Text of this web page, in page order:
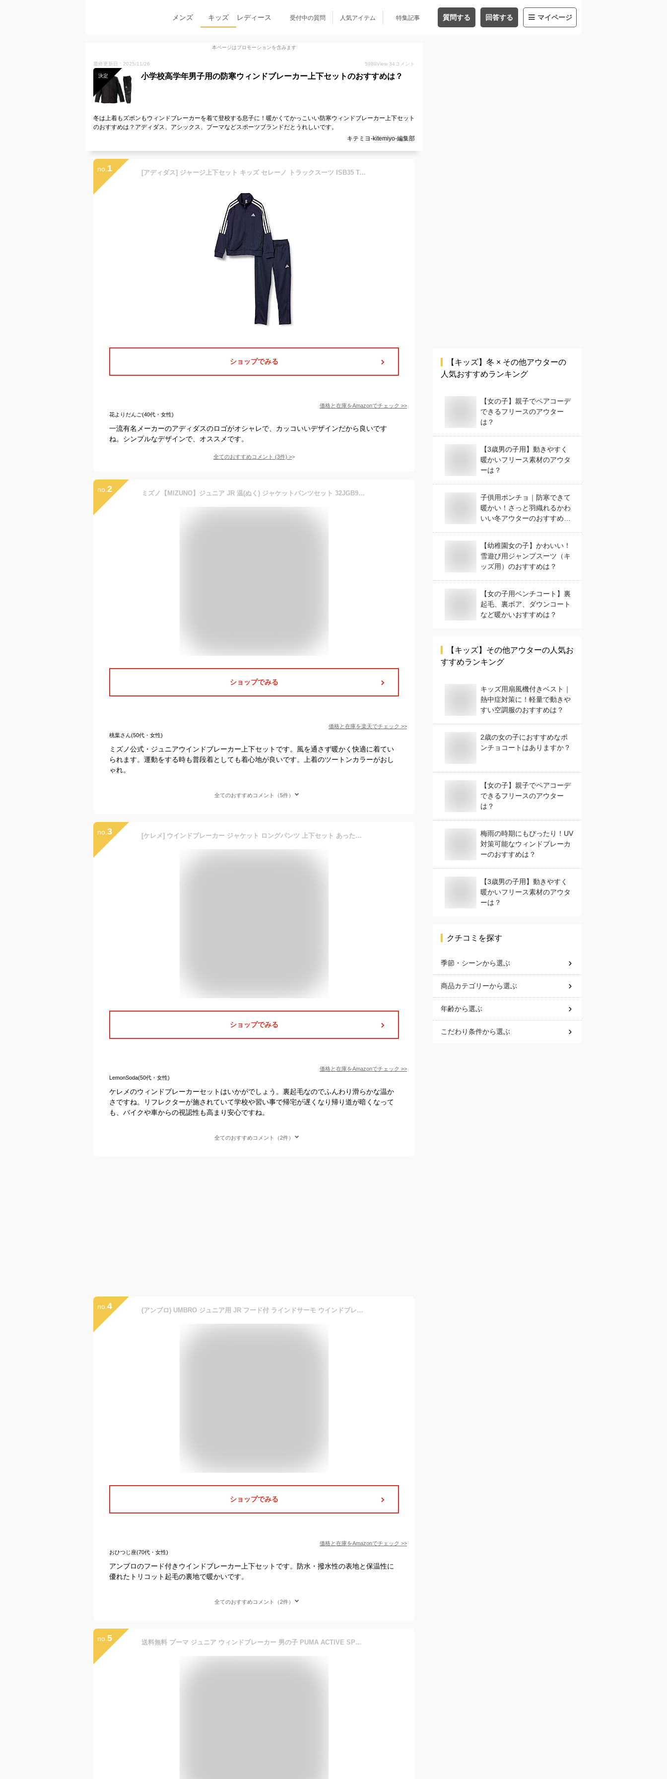
メンズ キッズ レディース 受付中の質問 人気アイテム 特集記事 質問する 回答する マイページ
本ページはプロモーションを含みます
最終更新日：2025/11/26 5989View 34 コメント
決定 小学校高学年男子用の防寒ウィンドブレーカー上下セットのおすすめは？
冬は上着もズボンもウィンドブレーカーを着て登校する息子に！暖かくてかっこいい防寒ウィンドブレーカー上下セット
のおすすめは？アディダス、アシックス、プーマなどスポーツブランドだとうれしいです。
キテミヨ-kitemiyo-編集部
no. 1 [アディダス] ジャージ上下セット キッズ セレーノ トラックスーツ ISB35 Top:レジェンドインク/ホワイト Bottom:レジェンドインク/ホワイト(GS8906) 150
ショップでみる
価格と在庫をAmazonでチェック >>
花よりだんご(40代・女性)
一流有名メーカーのアディダスのロゴがオシャレで、カッコいいデザインだから良いです
ね。シンプルなデザインで、オススメです。
全てのおすすめコメント (3件) >
no. 2 ミズノ【MIZUNO】ジュニア JR 温(ぬく) ジャケットパンツセット 32JGB932 ウォーマー 上下セット 2024秋冬 (子供用/男の子/女の子/小学生/ウォーマー上下/ブレーカー上下/ウィンドブレーカー/トレーニングウェア/スポーツウェア/ブレスサーモ/運動会)
ショップでみる
価格と在庫を楽天でチェック >>
桃葉さん(50代・女性)
ミズノ公式・ジュニアウインドブレーカー上下セットです。風を通さず暖かく快適に着てい
られます。運動をする時も普段着としても着心地が良いです。上着のツートンカラーがおし
ゃれ。
全てのおすすめコメント（5件）
no. 3 [ケレメ] ウインドブレーカー ジャケット ロングパンツ 上下セット あったか 裏起毛 KZ19F884 キッズ ブラック/レッド 日本 150 (日本サイズ150 相当)
ショップでみる
価格と在庫をAmazonでチェック >>
LemonSoda(50代・女性)
ケレメのウィンドブレーカーセットはいかがでしょう。裏起毛なのでふんわり滑らかな温か
さですね。リフレクターが施されていて学校や習い事で帰宅が遅くなり帰り道が暗くなって
も、バイクや車からの視認性も高まり安心ですね。
全てのおすすめコメント（2件）
no. 4 (アンブロ) UMBRO ジュニア用 JR フード付 ラインドサーモ ウインドブレーカー上下セット 裏地:トリコット起毛 UMJQJF30/UMJQJG30 (NVYxNVY ネイビー, 160)
ショップでみる
価格と在庫をAmazonでチェック >>
おひつじ座(70代・女性)
アンブロのフード付きウインドブレーカー上下セットです。防水・撥水性の表地と保温性に
優れたトリコット起毛の裏地で暖かいです。
全てのおすすめコメント（2件）
no. 5 送料無料 プーマ ジュニア ウィンドブレーカー 男の子 PUMA ACTIVE SPORTS ウーブン トリコット ジャケット ロングパンツ セットアップ 裏トリコット起毛 130-160cm 子供服 トレーニング スポーツウェア こども 男児 上下組 ブランド アパレル/677717-677718【pu22pd】
【キッズ】 冬 × その他アウターの
人気おすすめランキング
【女の子】親子でペアコーデ
できるフリースのアウター
は？
【3歳男の子用】動きやすく
暖かいフリース素材のアウタ
ーは？
子供用ポンチョ｜防寒できて
暖かい！さっと羽織れるかわ
いい冬アウターのおすすめ
【幼稚園女の子】かわいい！
雪遊び用ジャンプスーツ（キ
ッズ用）のおすすめは？
【女の子用ベンチコート】裏
起毛、裏ボア、ダウンコート
など暖かいおすすめは？
【キッズ】 その他アウターの人気お
すすめランキング
キッズ用扇風機付きベスト｜
熱中症対策に！軽量で動きや
すい空調服のおすすめは？
2歳の女の子におすすめなポ
ンチョコートはありますか？
【女の子】親子でペアコーデ
できるフリースのアウター
は？
梅雨の時期にもぴったり！UV
対策可能なウィンドブレーカ
ーのおすすめは？
【3歳男の子用】動きやすく
暖かいフリース素材のアウタ
ーは？
クチコミを探す
季節・シーンから選ぶ
商品カテゴリーから選ぶ
年齢から選ぶ
こだわり条件から選ぶ